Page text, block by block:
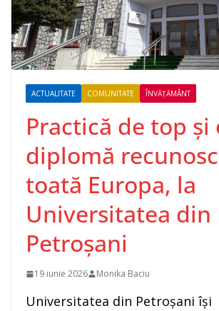
ACTUALITATE COMUNITATE ÎNVĂȚĂMÂNT
Practică de top și
diplomă
toată Europa, la
Universitatea din
Petroșani
19 iunie 2026 Monika Baciu
Universitatea din Petroșani își